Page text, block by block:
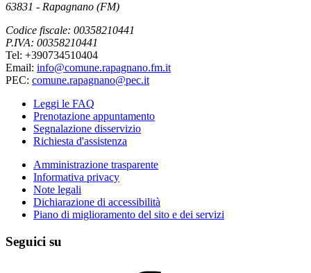
63831 - Rapagnano (FM)
Codice fiscale: 00358210441
P.IVA: 00358210441
Tel: +390734510404
Email: info@comune.rapagnano.fm.it
PEC: comune.rapagnano@pec.it
Leggi le FAQ
Prenotazione appuntamento
Segnalazione disservizio
Richiesta d'assistenza
Amministrazione trasparente
Informativa privacy
Note legali
Dichiarazione di accessibilità
Piano di miglioramento del sito e dei servizi
Seguici su